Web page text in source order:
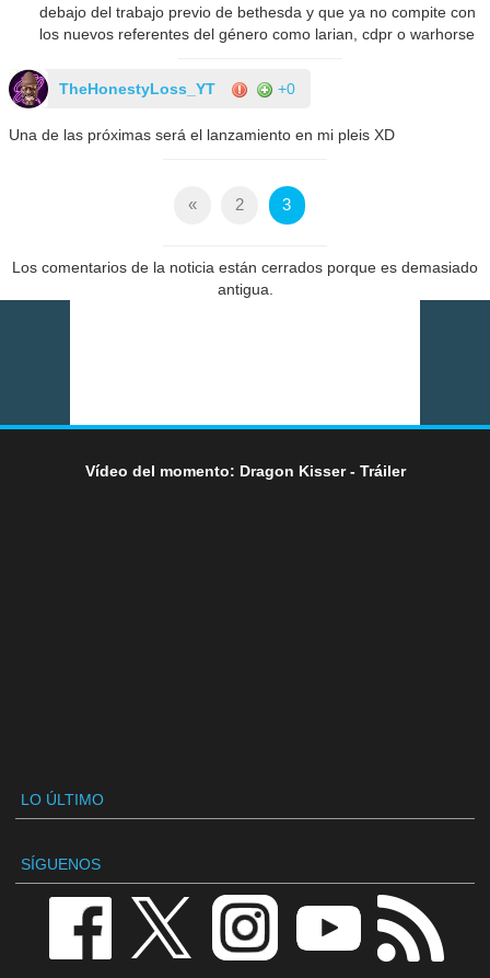
debajo del trabajo previo de bethesda y que ya no compite con
los nuevos referentes del género como larian, cdpr o warhorse
TheHonestyLoss_YT +0
Una de las próximas será el lanzamiento en mi pleis XD
« 2 3
Los comentarios de la noticia están cerrados porque es demasiado
antigua.
Vídeo del momento: Dragon Kisser - Tráiler
LO ÚLTIMO
SÍGUENOS